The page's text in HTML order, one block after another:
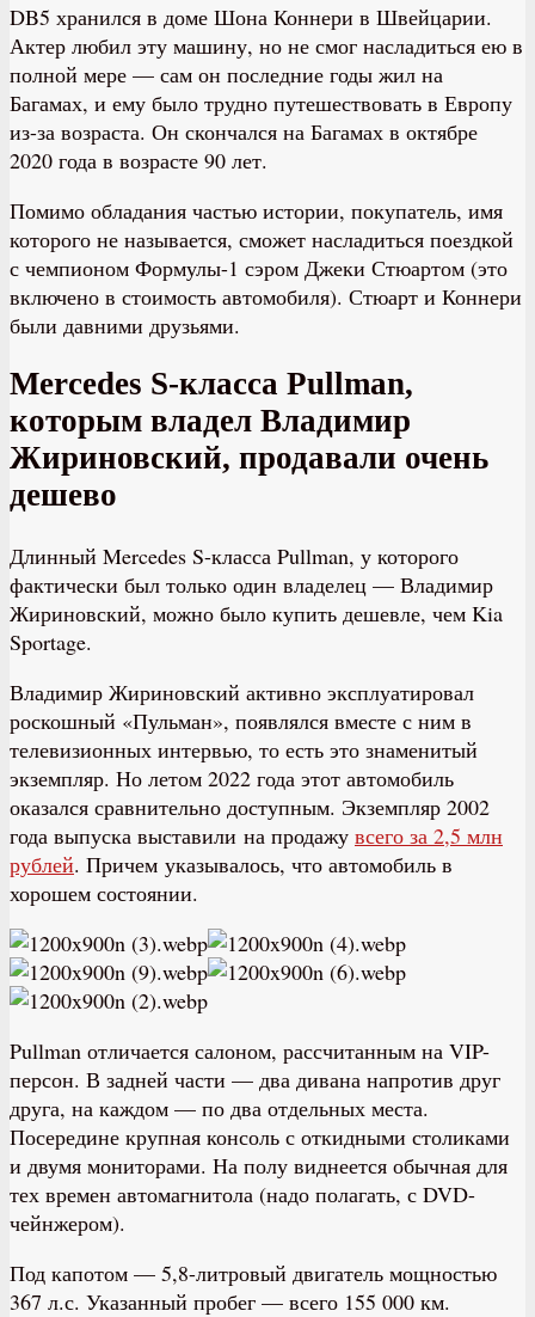
DB5 хранился в доме Шона Коннери в Швейцарии.
Актер любил эту машину, но не смог насладиться ею в
полной мере — сам он последние годы жил на
Багамах, и ему было трудно путешествовать в Европу
из-за возраста. Он скончался на Багамах в октябре
2020 года в возрасте 90 лет.
Помимо обладания частью истории, покупатель, имя
которого не называется, сможет насладиться поездкой
с чемпионом Формулы-1 сэром Джеки Стюартом (это
включено в стоимость автомобиля). Стюарт и Коннери
были давними друзьями.
Mercedes S-класса Pullman,
которым владел Владимир
Жириновский, продавали очень
дешево
Длинный Mercedes S-класса Pullman, у которого
фактически был только один владелец — Владимир
Жириновский, можно было купить дешевле, чем Kia
Sportage.
Владимир Жириновский активно эксплуатировал
роскошный «Пульман», появлялся вместе с ним в
телевизионных интервью, то есть это знаменитый
экземпляр. Но летом 2022 года этот автомобиль
оказался сравнительно доступным. Экземпляр 2002
года выпуска выставили на продажу всего за 2,5 млн
рублей. Причем указывалось, что автомобиль в
хорошем состоянии.
Pullman отличается салоном, рассчитанным на VIP-
персон. В задней части — два дивана напротив друг
друга, на каждом — по два отдельных места.
Посередине крупная консоль с откидными столиками
и двумя мониторами. На полу виднеется обычная для
тех времен автомагнитола (надо полагать, с DVD-
чейнжером).
Под капотом — 5,8-литровый двигатель мощностью
367 л.с. Указанный пробег — всего 155 000 км.